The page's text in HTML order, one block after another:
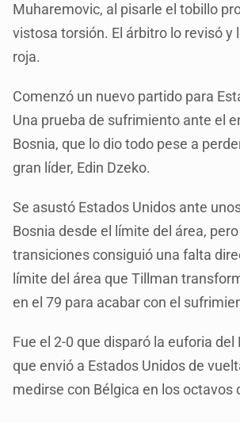
Muharemovic, al pisarle el tobillo
vistosa torsión. El árbitro lo revisó y
roja.
Comenzó un nuevo partido para
Una prueba de sufrimiento ante el
Bosnia, que lo dio todo pese a
gran líder, Edin Dzeko.
Se asustó Estados Unidos ante
Bosnia desde el límite del área,
transiciones consiguió una falta
límite del área que Tillman
en el 79 para acabar con el
Fue el 2-0 que disparó la euforia del
que envió a Estados Unidos de
medirse con Bélgica en los octavos